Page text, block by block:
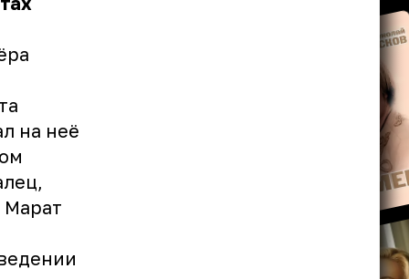
на неё
Марат